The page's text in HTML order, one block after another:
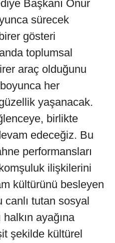
Başkanı Onur
sürecek
gösteri
toplumsal
araç olduğunu
her
yaşanacak.
birlikte
edeceğiz. Bu
performansları
ilişkilerini
kültürünü besleyen
canlı tutan sosyal
ayağına
şekilde kültürel